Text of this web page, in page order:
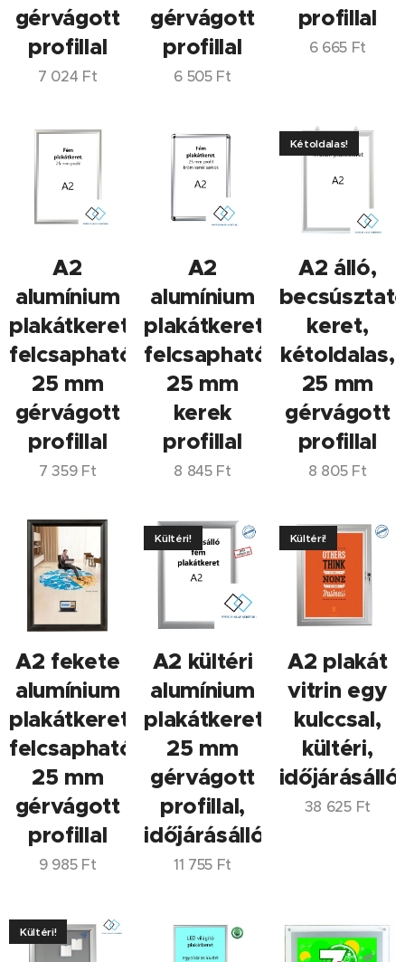
gérvágott
profillal
7 024 Ft
gérvágott
profillal
6 505Ft
profillal
6 665Ft
A2
alumínium
plakátkeret,
felcsapható,
25 mm
gérvágott
profillal
7 359Ft
A2
alumínium
plakátkeret,
felcsapható,
25 mm
kerek
profillal
8 845Ft
A2 álló,
keret,
kétoldalas,
25 mm
gérvágott
profillal
Kétoldalas!
8 805Ft
A2 fekete
alumínium
plakátkeret,
felcsapható,
25 mm
gérvágott
profillal
9 985Ft
A2 kültéri
alumínium
plakátkeret,
25 mm
gérvágott
profillal,
időjárásálló
Kültéri!
11 755 Ft
A2 plakát
vitrin egy
kulccsal,
kültéri,
időjárásálló
Kültéri!
38 625Ft
Kültéri!